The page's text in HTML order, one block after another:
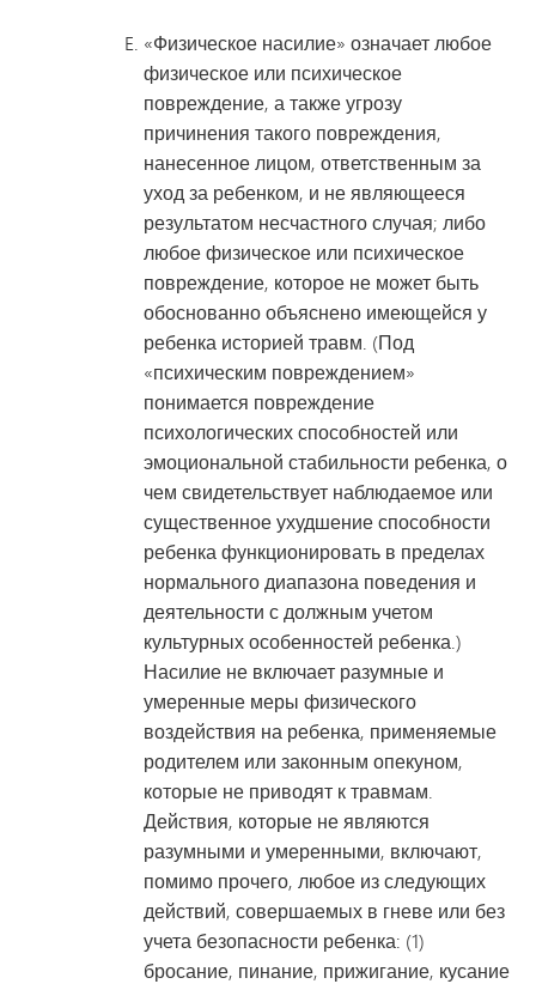
«Физическое насилие» означает любое
физическое или психическое
повреждение, а также угрозу
причинения такого повреждения,
нанесенное лицом, ответственным за
уход за ребенком, и не являющееся
результатом несчастного случая; либо
любое физическое или психическое
повреждение, которое не может быть
обоснованно объяснено имеющейся у
ребенка историей травм. (Под
«психическим повреждением»
понимается повреждение
психологических способностей или
эмоциональной стабильности ребенка, о
чем свидетельствует наблюдаемое или
существенное ухудшение способности
ребенка функционировать в пределах
нормального диапазона поведения и
деятельности с должным учетом
культурных особенностей ребенка.)
Насилие не включает разумные и
умеренные меры физического
воздействия на ребенка, применяемые
родителем или законным опекуном,
которые не приводят к травмам.
Действия, которые не являются
разумными и умеренными, включают,
помимо прочего, любое из следующих
действий, совершаемых в гневе или без
учета безопасности ребенка: (1)
бросание, пинание, прижигание, кусание